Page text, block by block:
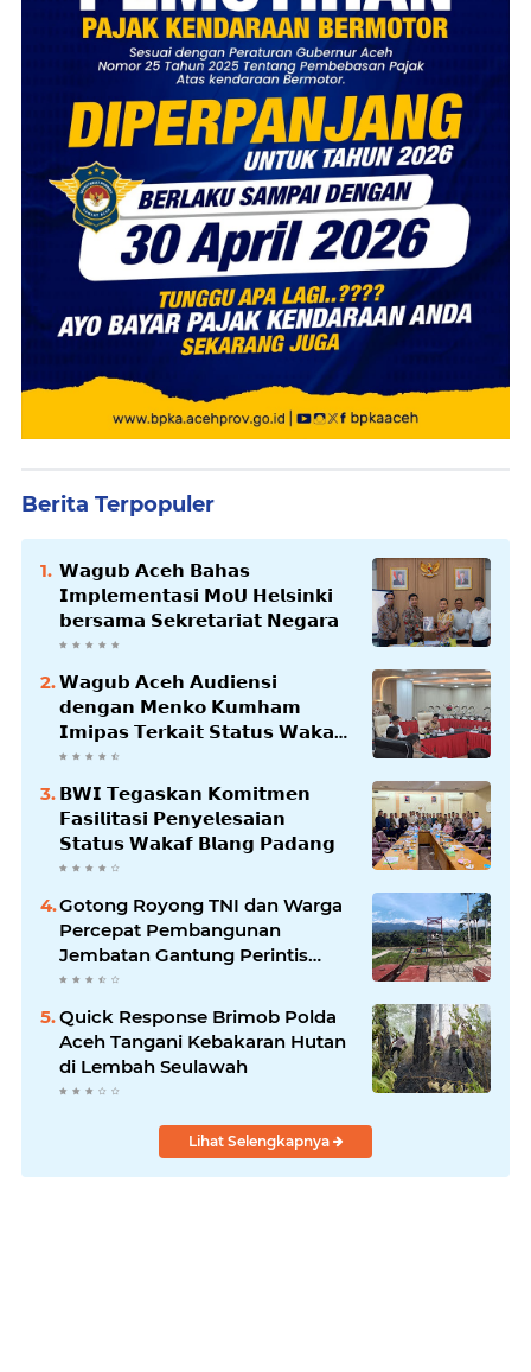
Berita Terpopuler
𝗪𝗮𝗴𝘂𝗯 𝗔𝗰𝗲𝗵 𝗕𝗮𝗵𝗮𝘀
𝗜𝗺𝗽𝗹𝗲𝗺𝗲𝗻𝘁𝗮𝘀𝗶 𝗠𝗼𝗨 𝗛𝗲𝗹𝘀𝗶𝗻𝗸𝗶
𝗯𝗲𝗿𝘀𝗮𝗺𝗮 𝗦𝗲𝗸𝗿𝗲𝘁𝗮𝗿𝗶𝗮𝘁 𝗡𝗲𝗴𝗮𝗿𝗮
𝗪𝗮𝗴𝘂𝗯 𝗔𝗰𝗲𝗵 𝗔𝘂𝗱𝗶𝗲𝗻𝘀𝗶
𝗱𝗲𝗻𝗴𝗮𝗻 𝗠𝗲𝗻𝗸𝗼 𝗞𝘂𝗺𝗵𝗮𝗺
𝗜𝗺𝗶𝗽𝗮𝘀 𝗧𝗲𝗿𝗸𝗮𝗶𝘁 𝗦𝘁𝗮𝘁𝘂𝘀 𝗪𝗮𝗸𝗮𝗳
𝗕𝗹𝗮𝗻𝗴𝗽𝗮𝗱𝗮𝗻𝗴
𝗕𝗪𝗜 𝗧𝗲𝗴𝗮𝘀𝗸𝗮𝗻 𝗞𝗼𝗺𝗶𝘁𝗺𝗲𝗻
𝗙𝗮𝘀𝗶𝗹𝗶𝘁𝗮𝘀𝗶 𝗣𝗲𝗻𝘆𝗲𝗹𝗲𝘀𝗮𝗶𝗮𝗻
𝗦𝘁𝗮𝘁𝘂𝘀 𝗪𝗮𝗸𝗮𝗳 𝗕𝗹𝗮𝗻𝗴 𝗣𝗮𝗱𝗮𝗻𝗴
Gotong Royong TNI dan Warga
Percepat Pembangunan
Jembatan Gantung Perintis
Kuta Ujung Aceh Tenggara
Quick Response Brimob Polda
Aceh Tangani Kebakaran Hutan
di Lembah Seulawah
Lihat Selengkapnya